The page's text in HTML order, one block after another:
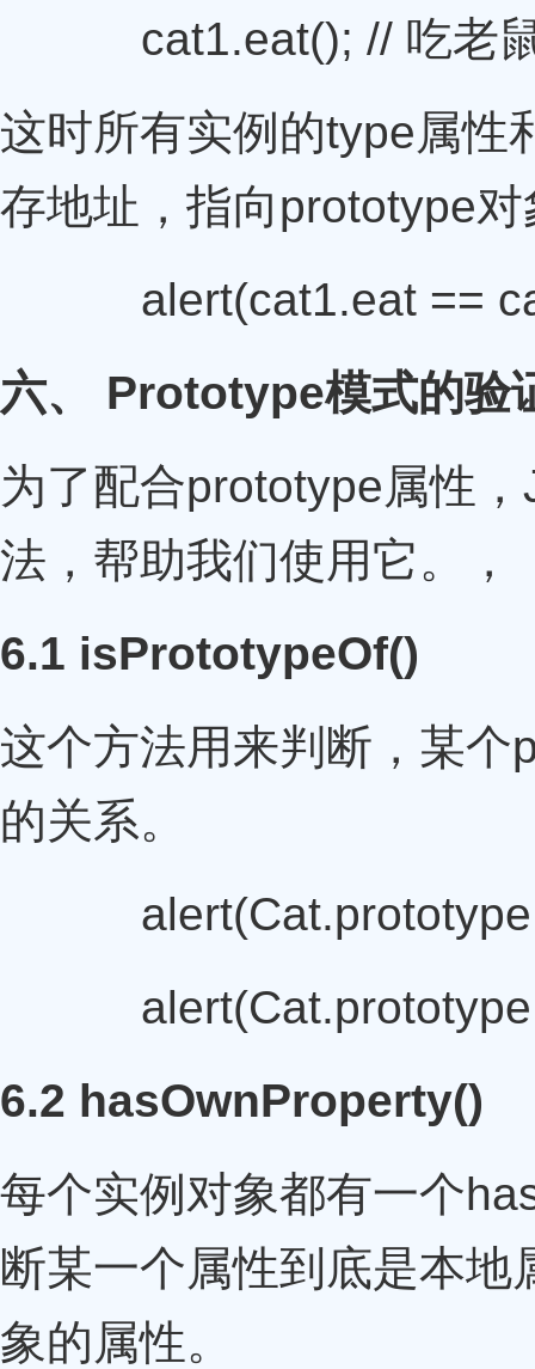
cat1.eat(); // 吃老
这时所有实例的type属性
存地址，指向prototype
alert(cat1.eat ==
六、 Prototype模式的验
为了配合prototype属性
法，帮助我们使用它。，
6.1 isPrototypeOf()
这个方法用来判断，某
的关系。
6.2 hasOwnProperty()
每个实例对象都有一个
断某一个属性到底是本
象的属性。